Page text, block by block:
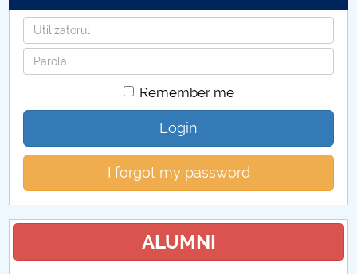
Username
Password
Remember me
Login
I forgot my password
ALUMNI